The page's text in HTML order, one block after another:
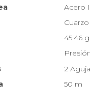
Acero
Cuarzo
45.46 g
2
50 m